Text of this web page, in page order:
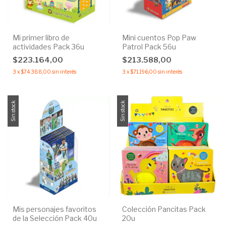
Mi primer libro de
actividades Pack 36u
$223.164,00
3 x$74.388,00 sin interés
Mini cuentos Pop Paw
Patrol Pack 56u
$213.588,00
3 x$71.196,00 sin interés
Sin stock
Mis personajes favoritos
de la Selección Pack 40u
Sin stock
Colección Pancitas Pack
20u